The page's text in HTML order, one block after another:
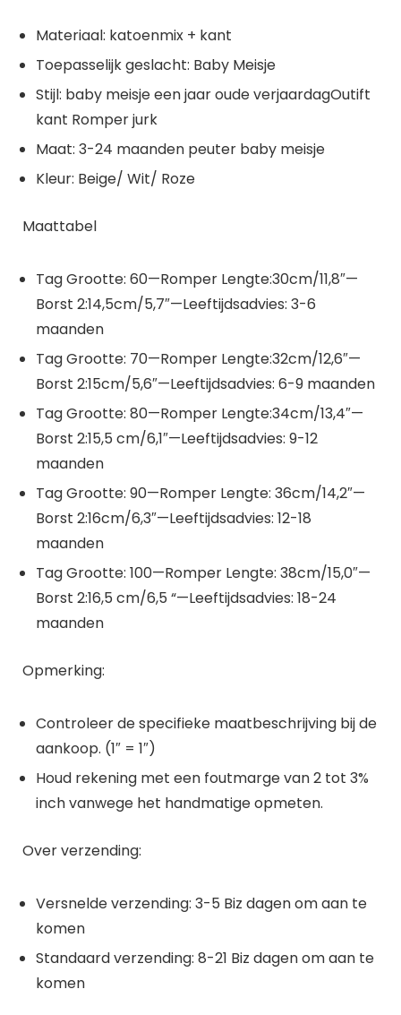
Materiaal: katoenmix + kant
Toepasselijk geslacht: Baby Meisje
Stijl: baby meisje een jaar oude verjaardagOutift
kant Romper jurk
Maat: 3-24 maanden peuter baby meisje
Kleur: Beige/ Wit/ Roze
Maattabel
Tag Grootte: 60—Romper Lengte:30cm/11,8″—
Borst 2:14,5cm/5,7″—Leeftijdsadvies: 3-6
maanden
Tag Grootte: 70—Romper Lengte:32cm/12,6″—
Borst 2:15cm/5,6″—Leeftijdsadvies: 6-9 maanden
Tag Grootte: 80—Romper Lengte:34cm/13,4″—
Borst 2:15,5 cm/6,1″—Leeftijdsadvies: 9-12
maanden
Tag Grootte: 90—Romper Lengte: 36cm/14,2″—
Borst 2:16cm/6,3″—Leeftijdsadvies: 12-18
maanden
Tag Grootte: 100—Romper Lengte: 38cm/15,0″—
Borst 2:16,5 cm/6,5 “—Leeftijdsadvies: 18-24
maanden
Opmerking:
Controleer de specifieke maatbeschrijving bij de
aankoop. (1″ = 1″)
Houd rekening met een foutmarge van 2 tot 3%
inch vanwege het handmatige opmeten.
Over verzending:
Versnelde verzending: 3-5 Biz dagen om aan te
komen
Standaard verzending: 8-21 Biz dagen om aan te
komen